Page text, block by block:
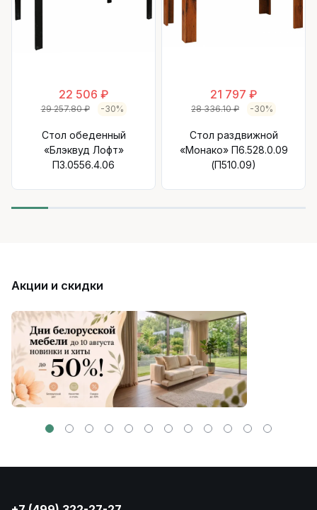
22 506 ₽
29 257.80 ₽ -30%
Стол обеденный
«Блэквуд Лофт»
П3.0556.4.06
21 797 ₽
28 336.10 ₽ -30%
Стол раздвижной
«Монако» П6.528.0.09
(П510.09)
Акции и скидки